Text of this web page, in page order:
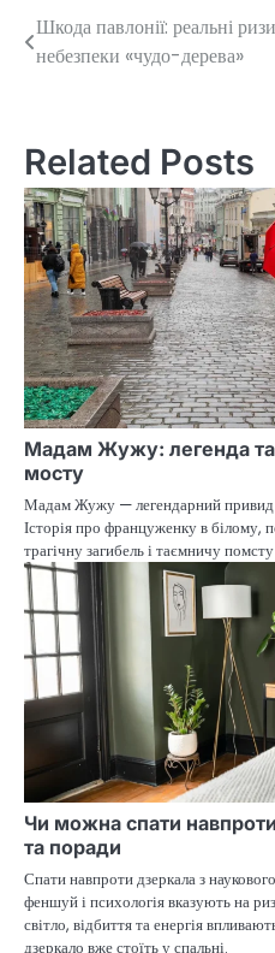
Post
navigation
Шкода павлонії: реальні
небезпеки «чудо-дерева»
Related Posts
Мадам Жужу: легенда
мосту
Мадам Жужу — легендарний привид
Історія про француженку в білому,
трагічну загибель і таємничу
Чи можна спати
та поради
Спати навпроти дзеркала з
феншуй і психологія вказують на
світло, відбиття та енергія
дзеркало вже стоїть у спальні.